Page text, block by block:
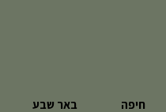
חיפה
באר שבע